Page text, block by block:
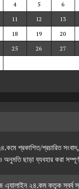
4 5 6
11 12 13
18 19 20
25 26 27
প্রকাশিত/প্রচারিত
অনুমতি ছাড়া ব্যবহার করা
২৪.কম কতৃক স্বর্ব